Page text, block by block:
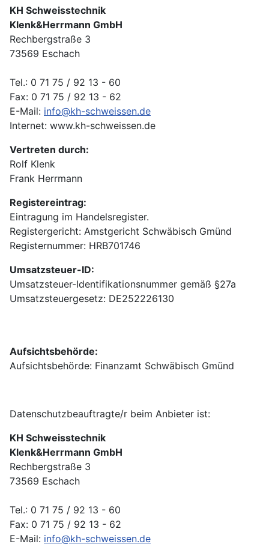
KH Schweisstechnik
Klenk&Herrmann GmbH
Rechbergstraße 3
73569 Eschach
Tel.: 0 71 75 / 92 13 - 60
Fax: 0 71 75 / 92 13 - 62
E-Mail: info@kh-schweissen.de
Internet: www.kh-schweissen.de
Vertreten durch:
Rolf Klenk
Frank Herrmann
Registereintrag:
Eintragung im Handelsregister.
Registergericht: Amstgericht Schwäbisch Gmünd
Registernummer: HRB701746
Umsatzsteuer-ID:
Umsatzsteuer-Identifikationsnummer gemäß §27a
Umsatzsteuergesetz: DE252226130
Aufsichtsbehörde:
Aufsichtsbehörde: Finanzamt Schwäbisch Gmünd
Datenschutzbeauftragte/r beim Anbieter ist:
KH Schweisstechnik
Klenk&Herrmann GmbH
Rechbergstraße 3
73569 Eschach
Tel.: 0 71 75 / 92 13 - 60
Fax: 0 71 75 / 92 13 - 62
E-Mail: info@kh-schweissen.de